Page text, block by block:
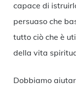
capace di
persuaso che
tutto ciò che è
della vita
Dobbiamo